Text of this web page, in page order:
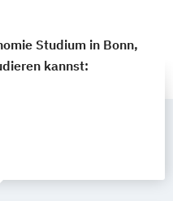
Studium in Bonn,
kannst: